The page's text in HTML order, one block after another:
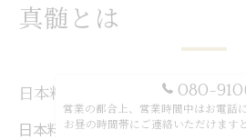
真髄とは
日本料理の伝統理論が示す調理
日本料理の伝統理論では、素材本
080-
営業の都合上、営業時間中はお電話
お昼の時間帯にご連絡いただけます